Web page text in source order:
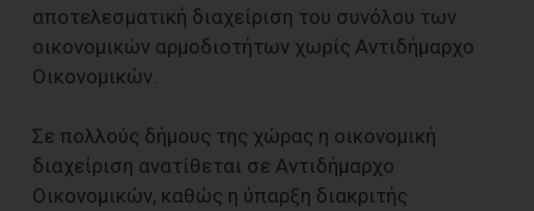
αποτελεσματική διαχείριση του συνόλου των
οικονομικών αρμοδιοτήτων χωρίς Αντιδήμαρχο
Οικονομικών.
Σε πολλούς δήμους της χώρας η οικονομική
διαχείριση ανατίθεται σε Αντιδήμαρχο
Οικονομικών, καθώς η ύπαρξη διακριτής